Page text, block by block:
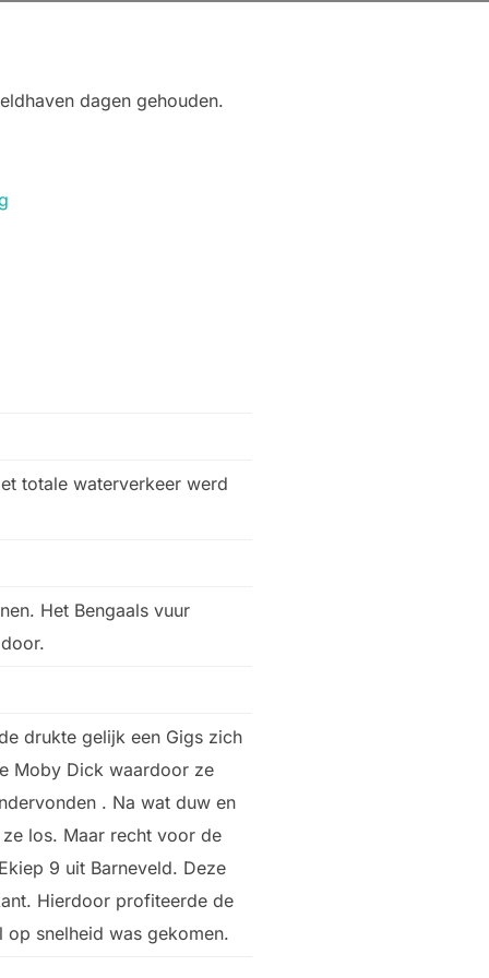
dagen gehouden.
totale waterverkeer werd
Het Bengaals vuur
drukte gelijk een Gigs zich
Moby Dick waardoor ze
. Na wat duw en
los. Maar recht voor de
9 uit Barneveld. Deze
Hierdoor profiteerde de
op snelheid was gekomen.